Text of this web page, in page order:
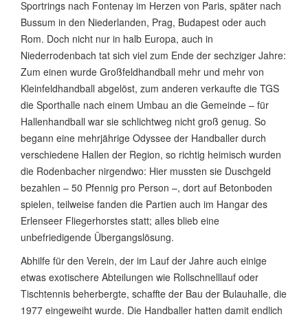
Sportrings nach Fontenay im Herzen von Paris, später nach
Bussum in den Niederlanden, Prag, Budapest oder auch
Rom. Doch nicht nur in halb Europa, auch in
Niederrodenbach tat sich viel zum Ende der sechziger Jahre:
Zum einen wurde Großfeldhandball mehr und mehr von
Kleinfeldhandball abgelöst, zum anderen verkaufte die TGS
die Sporthalle nach einem Umbau an die Gemeinde – für
Hallenhandball war sie schlichtweg nicht groß genug. So
begann eine mehrjährige Odyssee der Handballer durch
verschiedene Hallen der Region, so richtig heimisch wurden
die Rodenbacher nirgendwo: Hier mussten sie Duschgeld
bezahlen – 50 Pfennig pro Person –, dort auf Betonboden
spielen, teilweise fanden die Partien auch im Hangar des
Erlenseer Fliegerhorstes statt; alles blieb eine
unbefriedigende Übergangslösung.
Abhilfe für den Verein, der im Lauf der Jahre auch einige
etwas exotischere Abteilungen wie Rollschnelllauf oder
Tischtennis beherbergte, schaffte der Bau der Bulauhalle, die
1977 eingeweiht wurde. Die Handballer hatten damit endlich